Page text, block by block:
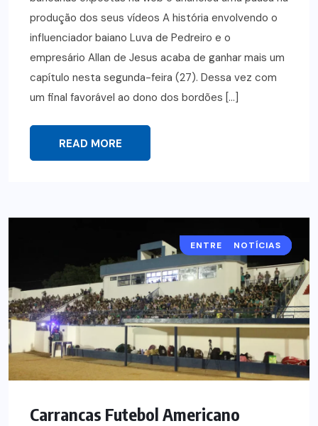
produção dos seus vídeos A história envolvendo o
influenciador baiano Luva de Pedreiro e o
empresário Allan de Jesus acaba de ganhar mais um
capítulo nesta segunda-feira (27). Dessa vez com
um final favorável ao dono dos bordões […]
READ MORE
ENTRETENIMENTO
ESPORTE
NOTÍCIAS
Carrancas Futebol Americano